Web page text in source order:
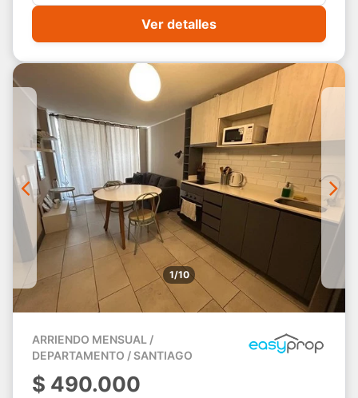
Ver detalles
1/10
ARRIENDO MENSUAL /
DEPARTAMENTO / SANTIAGO
$ 490.000